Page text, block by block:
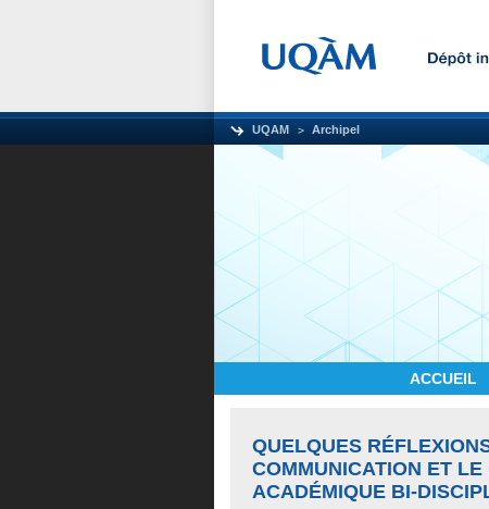
UQAM Archipel
ACCUEIL
QUELQUES
COMMUNICATION ET
ACADÉMIQUE BI-